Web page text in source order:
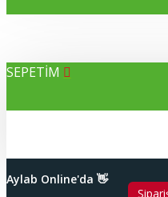
SEPETİM
Aylab Online'da 👋
2000